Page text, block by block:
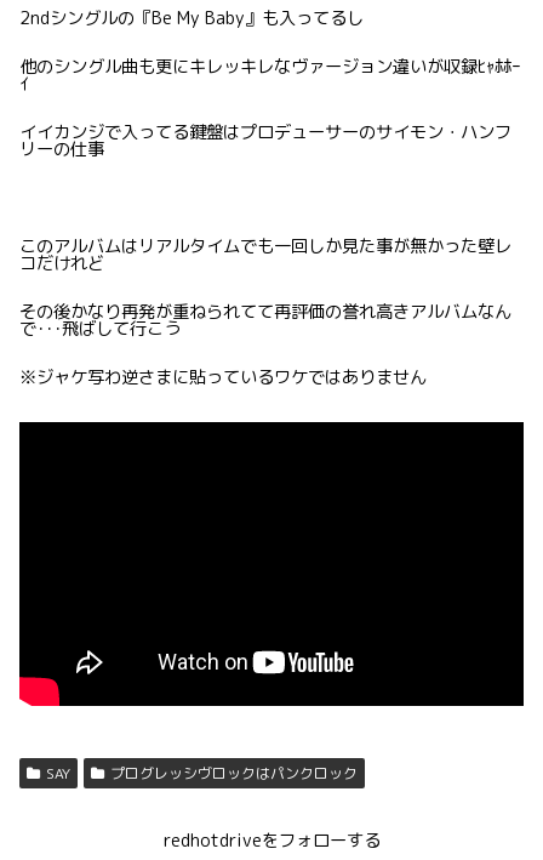
2ndシングルの『Be My Baby』も入ってるし
他のシングル曲も更にキレッキレなヴァージョン違いが収録ﾋｬﾎﾎｰ
ｲ
イイカンジで入ってる鍵盤はプロデューサーのサイモン・ハンフ
リーの仕事
このアルバムはリアルタイムでも一回しか見た事が無かった壁レ
コだけれど
その後かなり再発が重ねられてて再評価の誉れ高きアルバムなん
で･･･飛ばして行こう
※ジャケ写わ逆さまに貼っているワケではありません
SAY プログレッシヴロックはパンクロック
redhotdriveをフォローする